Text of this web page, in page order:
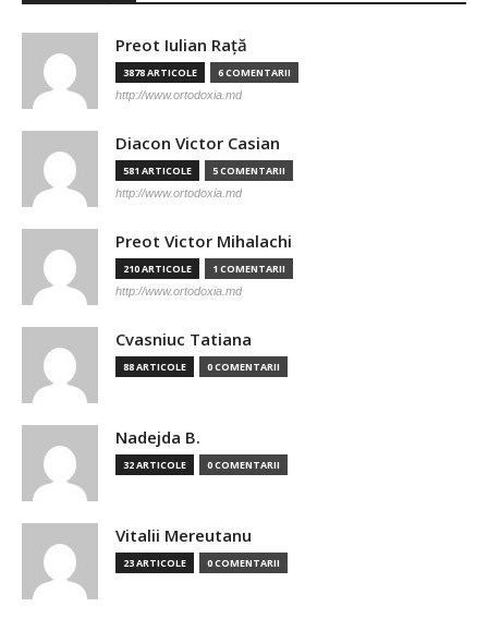
Preot Iulian Raţă
3878 ARTICOLE 6 COMENTARII
http://www.ortodoxia.md
Diacon Victor Casian
581 ARTICOLE 5 COMENTARII
http://www.ortodoxia.md
Preot Victor Mihalachi
210 ARTICOLE 1 COMENTARII
http://www.ortodoxia.md
Cvasniuc Tatiana
88 ARTICOLE 0 COMENTARII
Nadejda B.
32 ARTICOLE 0 COMENTARII
Vitalii Mereutanu
23 ARTICOLE 0 COMENTARII